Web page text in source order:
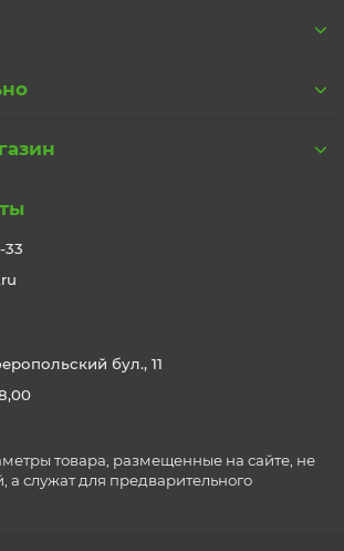
широкий спектр осветительных
модели;
(однофазные и SMART);
светильники.
преимущества
производителей (OSRAM, CREE,
срок службы светодиодов —
«умный дом», поддержка
цветовой температуры: от
33
бул., 11
товара, размещенные на сайте, не
а служат для предварительного